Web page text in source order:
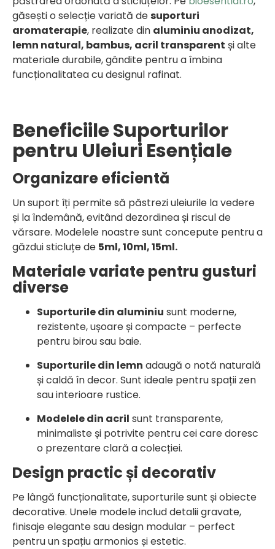
găsești o selecție variată desuporturi
aromaterapie, realizate din aluminiu anodizat,
lemn natural, bambus, acril transparent și alte
materiale durabile, gândite pentru a îmbina
funcționalitatea cu designul rafinat.
Beneficiile Suporturilor
pentru Uleiuri Esențiale
Organizare eficientă
Un suport îți permite să păstrezi uleiurile la vedere
și la îndemână, evitând dezordinea și riscul de
vărsare. Modelele noastre sunt concepute pentru a
găzdui sticluțe de 5ml, 10ml, 15ml.
Materiale variate pentru gusturi
diverse
Suporturile din aluminiu sunt moderne,
rezistente, ușoare și compacte – perfecte
pentru birou sau baie.
Suporturile din lemn adaugă o notă naturală
și caldă în decor. Sunt ideale pentru spații zen
sau interioare rustice.
Modelele din acril sunt transparente,
minimaliste și potrivite pentru cei care doresc
o prezentare clară a colecției.
Design practic și decorativ
Pe lângă funcționalitate, suporturile sunt și obiecte
decorative. Unele modele includ detalii gravate,
finisaje elegante sau design modular – perfect
pentru un spațiu armonios și estetic.